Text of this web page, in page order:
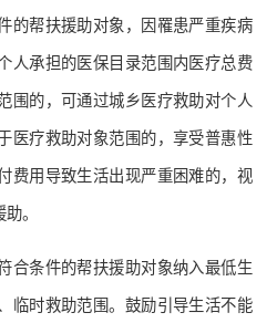
的帮扶援助对象，因罹患严重疾病
人承担的医保目录范围内医疗总费
围的，可通过城乡医疗救助对个人
医疗救助对象范围的，享受普惠性
费用导致生活出现严重困难的，视
。
合条件的帮扶援助对象纳入最低生
临时救助范围。鼓励引导生活不能